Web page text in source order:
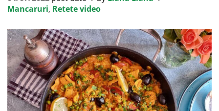
Mancaruri, Retete video